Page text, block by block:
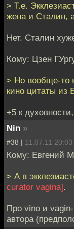
> Т.е.
жена и Сталин,
Нет. Сталин
Кому: Цзен
> Но вообще-то
кино цитаты из
+5 к
Nin »
#38 | 11.07.11 20:03
Кому: Евгений
> А в
curator vagina].
Про vino и
автора